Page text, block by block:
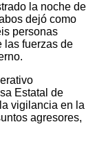
la noche de
dejó como
personas
las fuerzas de
Estatal de
vigilancia en la
agresores,